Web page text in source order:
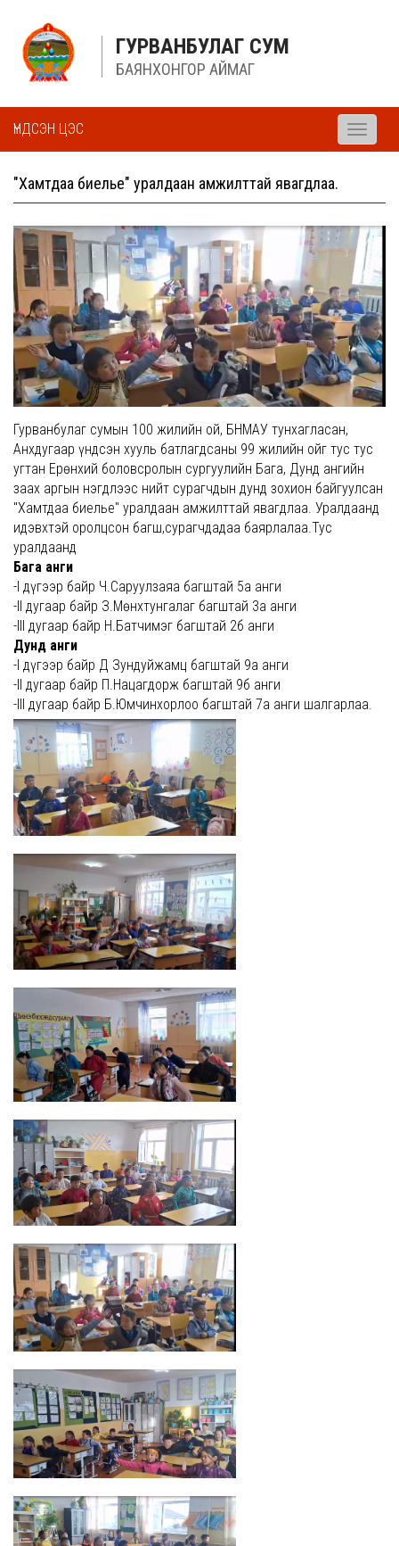
ГУРВАНБУЛАГ СУМ
БАЯНХОНГОР АЙМАГ
ҮНДСЭН ЦЭС
Toggle
"Хамтдаа биелье" уралдаан амжилттай явагдлаа.
Гурванбулаг сумын 100 жилийн ой, БНМАУ тунхагласан,
Анхдугаар үндсэн хууль батлагдсаны 99 жилийн ойг тус тус
угтан Ерөнхий боловсролын сургуулийн Бага, Дунд ангийн
заах аргын нэгдлээс нийт сурагчдын дунд зохион байгуулсан
"Хамтдаа биелье" уралдаан амжилттай явагдлаа. Уралдаанд
идэвхтэй оролцсон багш,сурагчдадаа баярлалаа.Тус
уралдаанд
Бага анги
-I дүгээр байр Ч.Саруулзаяа багштай 5а анги
-II дугаар байр З.Мөнхтунгалаг багштай 3а анги
-III дугаар байр Н.Батчимэг багштай 2б анги
Дунд анги
-I дүгээр байр Д Зундуйжамц багштай 9а анги
-II дугаар байр П.Нацагдорж багштай 9б анги
-III дугаар байр Б.Юмчинхорлоо багштай 7а анги шалгарлаа.